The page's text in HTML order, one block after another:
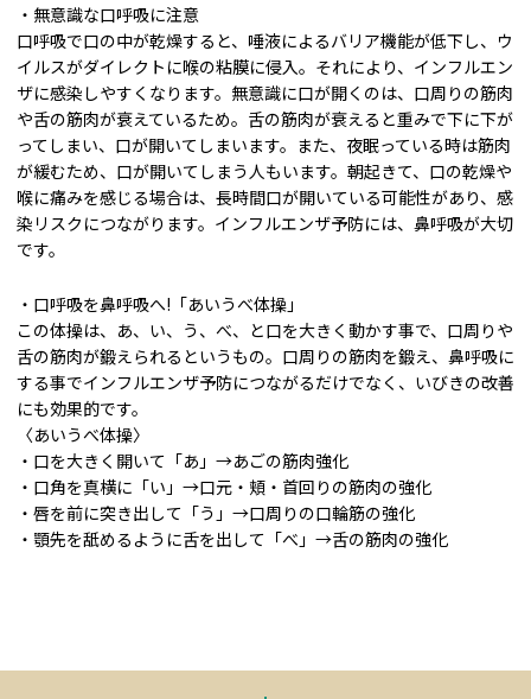
・無意識な口呼吸に注意
口呼吸で口の中が乾燥すると、唾液によるバリア機能が低下し、ウ
イルスがダイレクトに喉の粘膜に侵入。それにより、インフルエン
ザに感染しやすくなります。無意識に口が開くのは、口周りの筋肉
や舌の筋肉が衰えているため。舌の筋肉が衰えると重みで下に下が
ってしまい、口が開いてしまいます。また、夜眠っている時は筋肉
が緩むため、口が開いてしまう人もいます。朝起きて、口の乾燥や
喉に痛みを感じる場合は、長時間口が開いている可能性があり、感
染リスクにつながります。インフルエンザ予防には、鼻呼吸が大切
です。
・口呼吸を鼻呼吸へ!「あいうべ体操」
この体操は、あ、い、う、べ、と口を大きく動かす事で、口周りや
舌の筋肉が鍛えられるというもの。口周りの筋肉を鍛え、鼻呼吸に
する事でインフルエンザ予防につながるだけでなく、いびきの改善
にも効果的です。
〈あいうべ体操〉
・口を大きく開いて「あ」→あごの筋肉強化
・口角を真横に「い」→口元・頬・首回りの筋肉の強化
・唇を前に突き出して「う」→口周りの口輪筋の強化
・顎先を舐めるように舌を出して「べ」→舌の筋肉の強化